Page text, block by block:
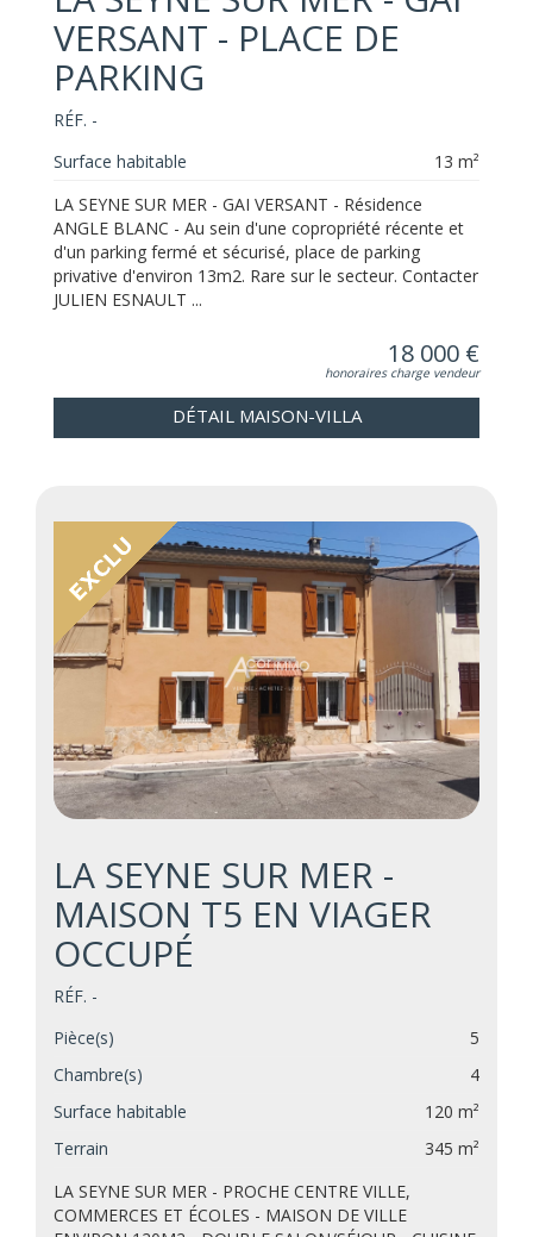
VERSANT - PLACE DE
PARKING
RÉF. -
Surface habitable
13 m²
LA SEYNE SUR MER - GAI VERSANT - Résidence
ANGLE BLANC - Au sein d'une copropriété récente et
d'un parking fermé et sécurisé, place de parking
privative d'environ 13m2. Rare sur le secteur. Contacter
JULIEN ESNAULT ...
18 000 €
honoraires charge vendeur
DÉTAIL MAISON-VILLA
LA SEYNE SUR MER -
MAISON T5 EN VIAGER
OCCUPÉ
RÉF. -
Pièce(s)
5
Chambre(s)
4
Surface habitable
120 m²
Terrain
345 m²
LA SEYNE SUR MER - PROCHE CENTRE VILLE,
COMMERCES ET ÉCOLES - MAISON DE VILLE